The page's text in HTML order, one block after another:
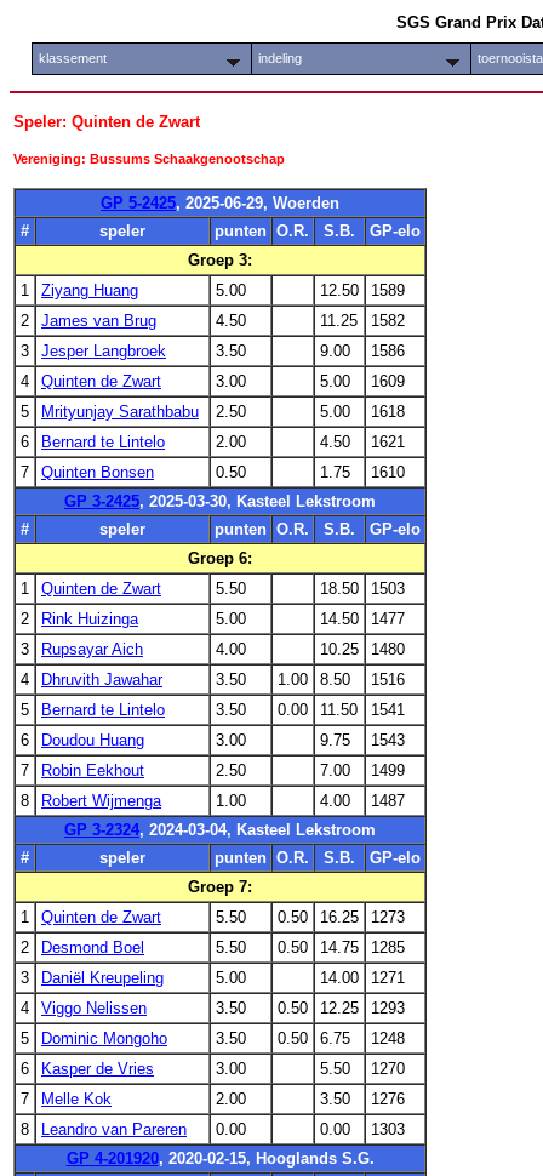
SGS Grand Prix
klassement indeling
Speler: Quinten de Zwart
Vereniging: Bussums Schaakgenootschap
GP 5-2425, 2025-06-29, Woerden
#
speler punten O.R. S.B.
GP-elo
Groep 3:
1
Ziyang Huang 5.00 12.50
1589
2
James van Brug 4.50 11.25
1582
3
Jesper Langbroek 3.50 9.00
1586
4
Quinten de Zwart 3.00 5.00
1609
5
Mrityunjay Sarathbabu 2.50 5.00
1618
6
Bernard te Lintelo 2.00 4.50
1621
7
Quinten Bonsen 0.50 1.75
1610
GP 3-2425, 2025-03-30, Kasteel Lekstroom
#
speler punten O.R. S.B.
GP-elo
Groep 6:
1
Quinten de Zwart 5.50 18.50
1503
2
Rink Huizinga 5.00 14.50
1477
3
Rupsayar Aich 4.00 10.25
1480
4
Dhruvith Jawahar 3.50 1.00 8.50
1516
5
Bernard te Lintelo 3.50 0.00 11.50
1541
6
Doudou Huang 3.00 9.75
1543
7
Robin Eekhout 2.50 7.00
1499
8
Robert Wijmenga 1.00 4.00
1487
GP 3-2324, 2024-03-04, Kasteel Lekstroom
#
speler punten O.R. S.B.
GP-elo
Groep 7:
1
Quinten de Zwart 5.50 0.50 16.25
1273
2
Desmond Boel 5.50 0.50 14.75
1285
3
Daniël Kreupeling 5.00 14.00
1271
4
Viggo Nelissen 3.50 0.50 12.25
1293
5
Dominic Mongoho 3.50 0.50 6.75
1248
6
Kasper de Vries 3.00 5.50
1270
7
Melle Kok 2.00 3.50
1276
8
Leandro van Pareren 0.00 0.00
1303
GP 4-201920, 2020-02-15, Hooglands S.G.